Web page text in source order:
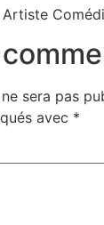
sera pas
avec *